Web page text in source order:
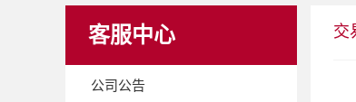
客服中心
公司公告
交